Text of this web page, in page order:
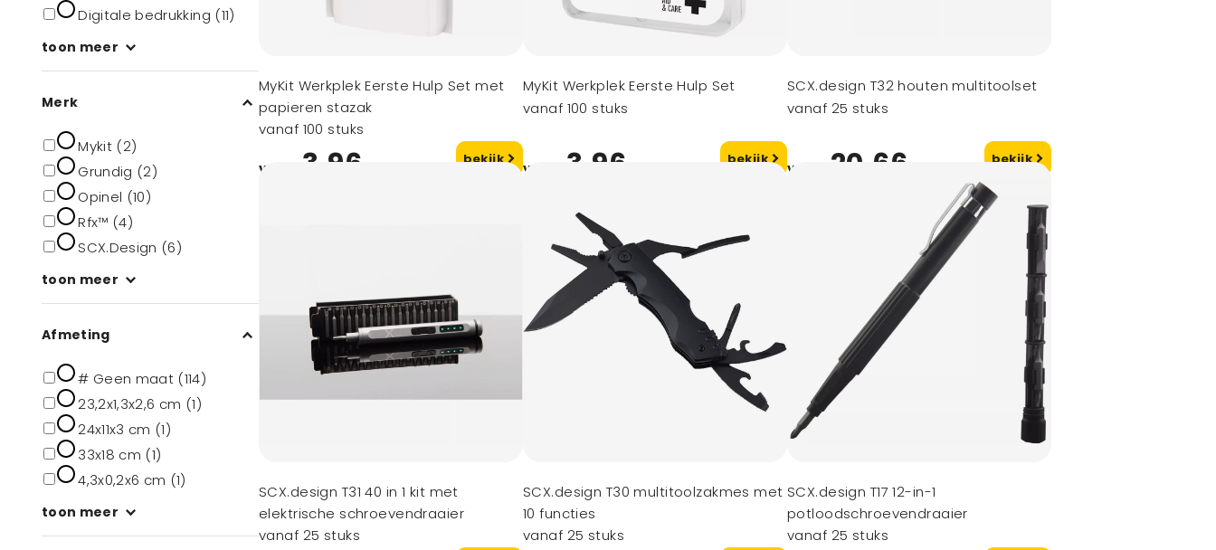
Digitale bedrukking (11)
toon meer
Merk
Mykit (2)
Grundig (2)
Opinel (10)
Rfx™ (4)
SCX.Design (6)
toon meer
Afmeting
# Geen maat (114)
23,2x1,3x2,6 cm (1)
24x11x3 cm (1)
33x18 cm (1)
4,3x0,2x6 cm (1)
toon meer
MyKit Werkplek Eerste Hulp Set met
papieren stazak
vanaf 100 stuks
vanaf 3,96 bekijk
MyKit Werkplek Eerste Hulp Set
vanaf 100 stuks
vanaf 3,96 bekijk
SCX.design T32 houten multitoolset
vanaf 25 stuks
vanaf 20,66 bekijk
SCX.design T31 40 in 1 kit met
elektrische schroevendraaier
vanaf 25 stuks
SCX.design T30 multitoolzakmes met
10 functies
vanaf 25 stuks
SCX.design T17 12-in-1
potloodschroevendraaier
vanaf 25 stuks